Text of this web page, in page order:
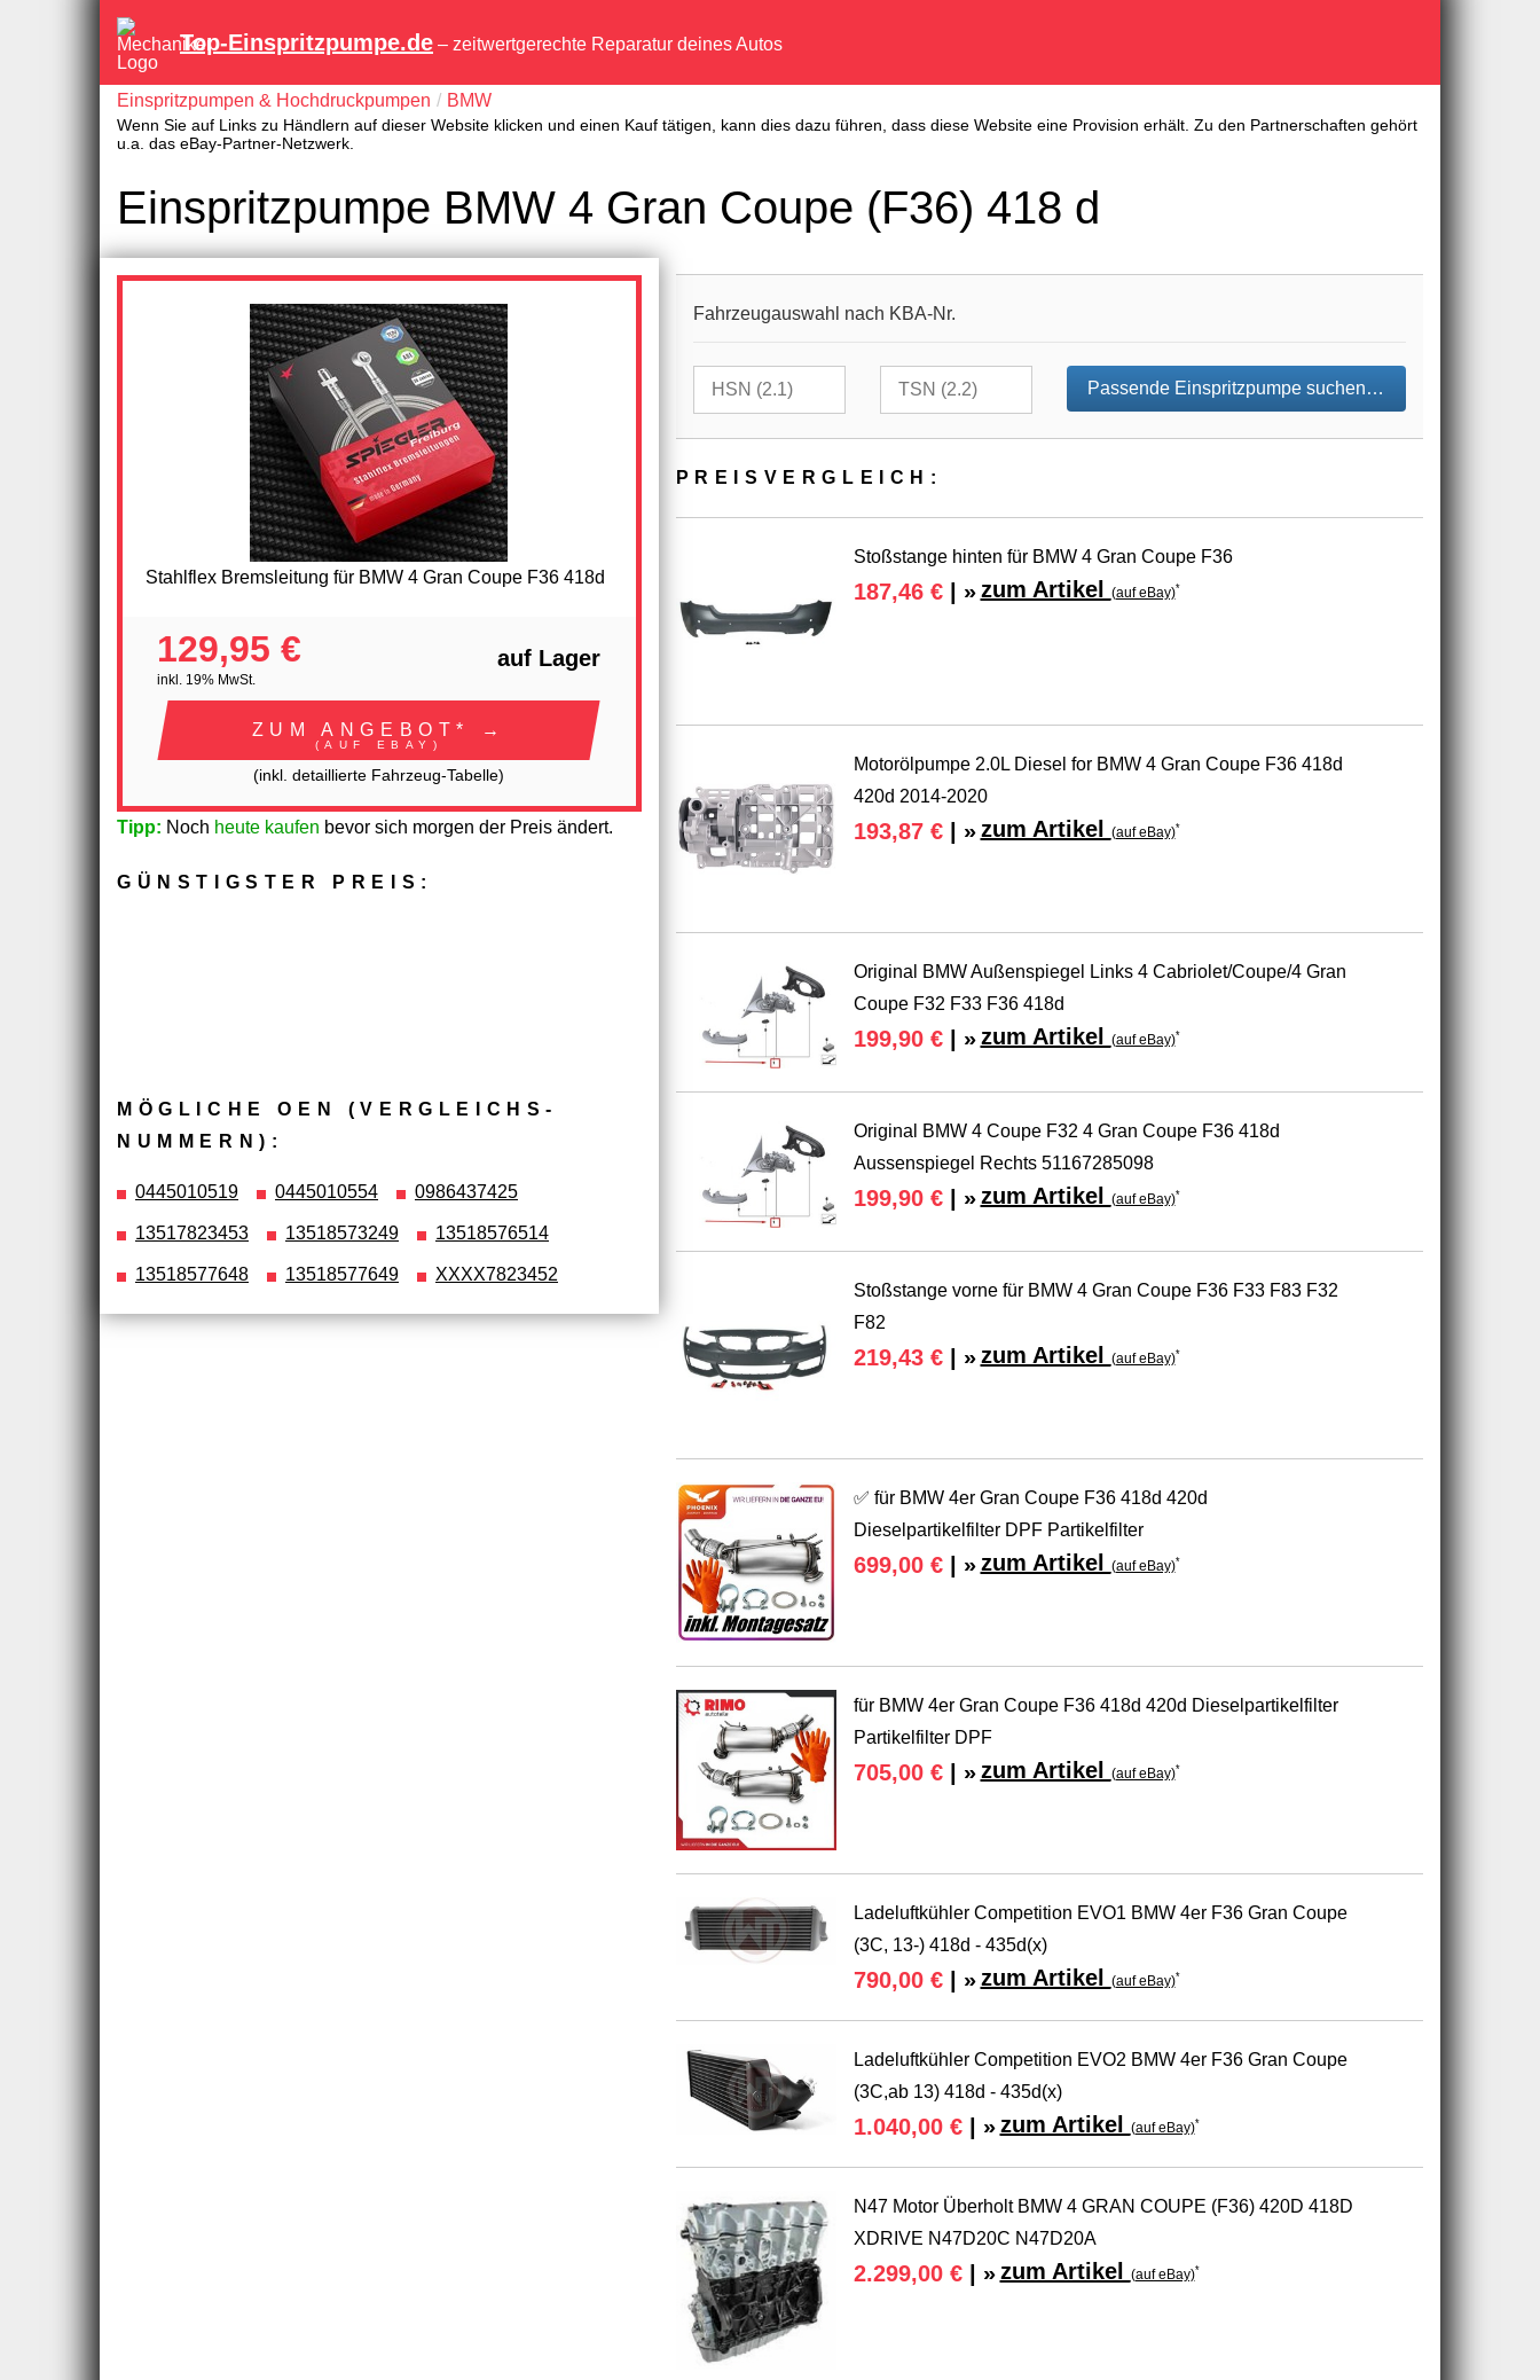
Top-Einspritzpumpe.de – zeitwertgerechte Reparatur deines Autos
Einspritzpumpen & Hochdruckpumpen BMW
Wenn Sie auf Links zu Händlern auf dieser Website klicken und einen Kauf tätigen, kann dies dazu führen, dass diese Website eine Provision erhält. Zu den Partnerschaften gehört
u.a. das eBay-Partner-Netzwerk.
Einspritzpumpe BMW 4 Gran Coupe (F36) 418 d
Stahlflex Bremsleitung für BMW 4 Gran Coupe F36 418d
129,95 €
inkl. 19% MwSt.
auf Lager
ZUM ANGEBOT* →
(AUF EBAY)
(inkl. detaillierte Fahrzeug-Tabelle)
Tipp: Noch heute kaufen bevor sich morgen der Preis ändert.
GÜNSTIGSTER PREIS:
MÖGLICHE OEN (VERGLEICHS­
NUMMERN):
0445010519 0445010554 0986437425
13517823453 13518573249 13518576514
13518577648 13518577649 XXXX7823452
Fahrzeugauswahl nach KBA-Nr.
Passende Einspritzpumpe suchen…
PREIS­VER­GLEICH:
Stoßstange hinten für BMW 4 Gran Coupe F36
187,46 €| » zum Artikel (auf eBay)*
Motorölpumpe 2.0L Diesel for BMW 4 Gran Coupe F36 418d
420d 2014-2020
193,87 €| » zum Artikel (auf eBay)*
Original BMW Außenspiegel Links 4 Cabriolet/Coupe/4 Gran
Coupe F32 F33 F36 418d
199,90 €| » zum Artikel (auf eBay)*
Original BMW 4 Coupe F32 4 Gran Coupe F36 418d
Aussenspiegel Rechts 51167285098
199,90 €| » zum Artikel (auf eBay)*
Stoßstange vorne für BMW 4 Gran Coupe F36 F33 F83 F32
F82
219,43 €| » zum Artikel (auf eBay)*
✅ für BMW 4er Gran Coupe F36 418d 420d
Dieselpartikelfilter DPF Partikelfilter
699,00 €| » zum Artikel (auf eBay)*
für BMW 4er Gran Coupe F36 418d 420d Dieselpartikelfilter
Partikelfilter DPF
705,00 €| » zum Artikel (auf eBay)*
Ladeluftkühler Competition EVO1 BMW 4er F36 Gran Coupe
(3C, 13-) 418d - 435d(x)
790,00 €| » zum Artikel (auf eBay)*
Ladeluftkühler Competition EVO2 BMW 4er F36 Gran Coupe
(3C,ab 13) 418d - 435d(x)
1.040,00 €| » zum Artikel (auf eBay)*
N47 Motor Überholt BMW 4 GRAN COUPE (F36) 420D 418D
XDRIVE N47D20C N47D20A
2.299,00 €| » zum Artikel (auf eBay)*